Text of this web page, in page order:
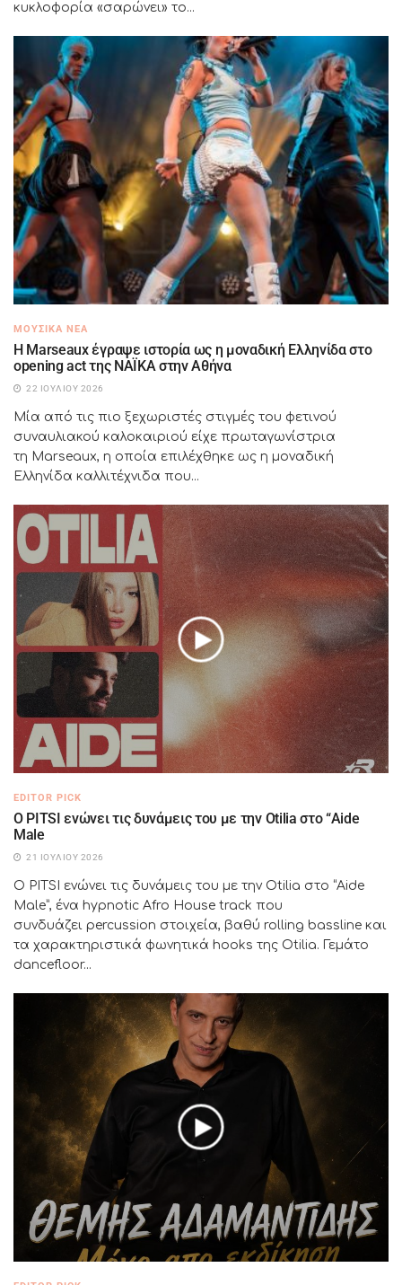
κυκλοφορία «σαρώνει» το...
ΜΟΥΣΙΚΆ ΝΈΑ
H Marseaux έγραψε ιστορία ως η μοναδική Ελληνίδα στο
opening act της NAÏKA στην Αθήνα
22 ΙΟΥΛΊΟΥ 2026
Μία από τις πιο ξεχωριστές στιγμές του φετινού
συναυλιακού καλοκαιριού είχε πρωταγωνίστρια
τη Marseaux, η οποία επιλέχθηκε ως η μοναδική
Ελληνίδα καλλιτέχνιδα που...
EDITOR PICK
Ο PITSI ενώνει τις δυνάμεις του με την Otilia στο “Aide
Male
21 ΙΟΥΛΊΟΥ 2026
Ο PITSI ενώνει τις δυνάμεις του με την Otilia στο “Aide
Male”, ένα hypnotic Afro House track που
συνδυάζει percussion στοιχεία, βαθύ rolling bassline και
τα χαρακτηριστικά φωνητικά hooks της Otilia. Γεμάτο
dancefloor...